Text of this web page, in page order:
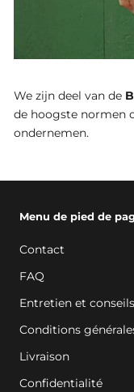
We zijn deel van de
de hoogste normen
ondernemen.
Menu de pied de
Contact
FAQ
Entretien et conseils
Conditions
Livraison
Confidentialité